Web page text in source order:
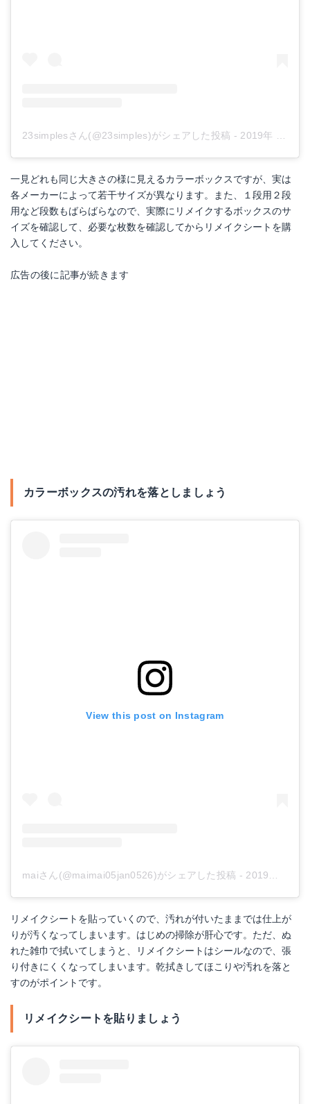
23simplesさん(@23simples)がシェアした投稿 - 2019年 4月月8日午後10時08分PDT
一見どれも同じ大きさの様に見えるカラーボックスですが、実は
各メーカーによって若干サイズが異なります。また、１段用２段
用など段数もばらばらなので、実際にリメイクするボックスのサ
イズを確認して、必要な枚数を確認してからリメイクシートを購
入してください。
広告の後に記事が続きます
カラーボックスの汚れを落としましょう
View this post on Instagram
maiさん(@maimai05jan0526)がシェアした投稿 - 2019年 4月月6日午後11時11分PDT
リメイクシートを貼っていくので、汚れが付いたままでは仕上が
りが汚くなってしまいます。はじめの掃除が肝心です。ただ、ぬ
れた雑巾で拭いてしまうと、リメイクシートはシールなので、張
り付きにくくなってしまいます。乾拭きしてほこりや汚れを落と
すのがポイントです。
リメイクシートを貼りましょう